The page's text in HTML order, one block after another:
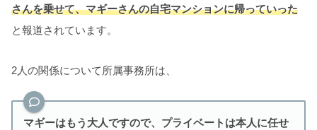
さんを乗せて、マギーさんの自宅マンションに帰っていった
と報道されています。
2人の関係について所属事務所は、
マギーはもう大人ですので、プライベートは本人に任せ